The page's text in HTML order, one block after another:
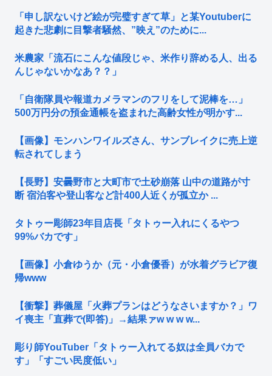
「申し訳ないけど絵が完璧すぎて草」と某Youtuberに
起きた悲劇に目撃者騒然、”映え”のために...
米農家「流石にこんな値段じゃ、米作り辞める人、出る
んじゃないかなあ？？」
「自衛隊員や報道カメラマンのフリをして泥棒を…」
500万円分の預金通帳を盗まれた高齢女性が明かす...
【画像】モンハンワイルズさん、サンブレイクに売上逆
転されてしまう
【長野】安曇野市と大町市で土砂崩落 山中の道路が寸
断 宿泊客や登山客など計400人近くが孤立か ...
タトゥー彫師23年目店長「タトゥー入れにくるやつ
99%バカです」
【画像】小倉ゆうか（元・小倉優香）が水着グラビア復
帰www
【衝撃】葬儀屋「火葬プランはどうなさいますか？」ワ
イ喪主「直葬で(即答)」→結果ァw w w w...
彫り師YouTuber「タトゥー入れてる奴は全員バカで
す」「すごい民度低い」